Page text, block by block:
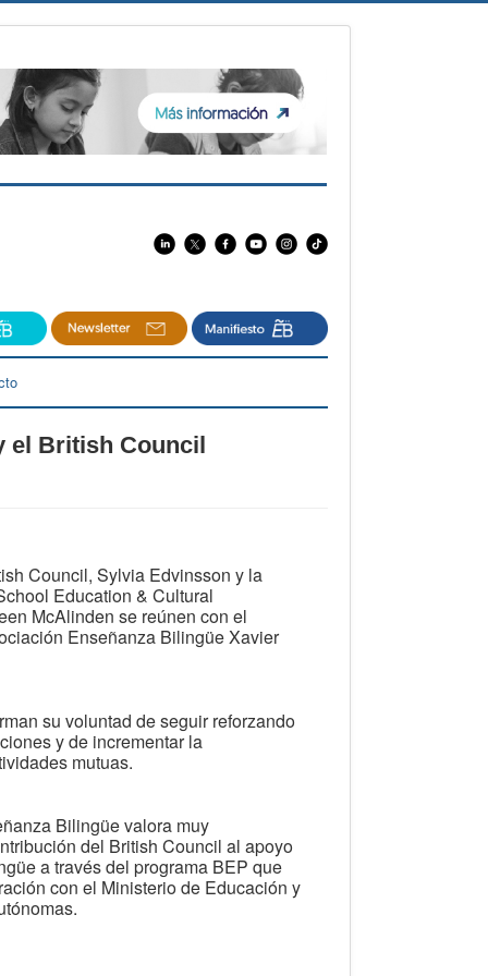
el British Council
Council, Sylvia Edvinsson y la
Education & Cultural
McAlinden se reúnen con el
Enseñanza Bilingüe Xavier
su voluntad de seguir reforzando
y de incrementar la
mutuas.
Bilingüe valora muy
del British Council al apoyo
a través del programa BEP que
con el Ministerio de Educación y